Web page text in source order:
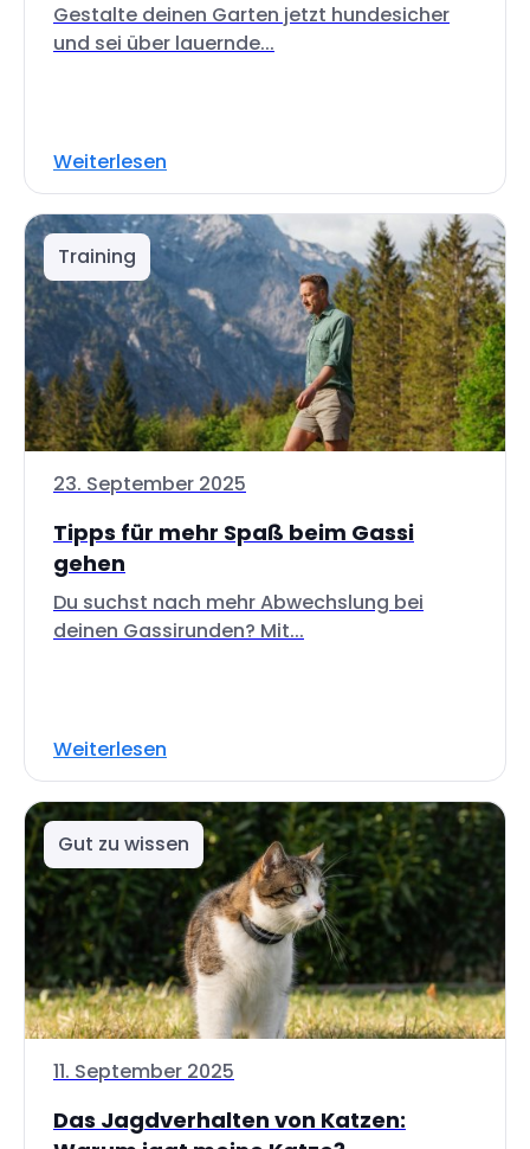
Gestalte deinen Garten jetzt hundesicher
und sei über lauernde...
Weiterlesen
Training
23. September 2025
Tipps für mehr Spaß beim Gassi
gehen
Du suchst nach mehr Abwechslung bei
deinen Gassirunden? Mit...
Weiterlesen
Gut zu wissen
11. September 2025
Das Jagdverhalten von Katzen: